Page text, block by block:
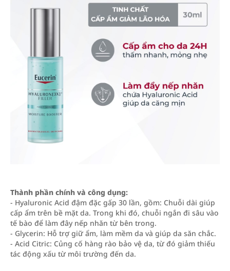
Thành phần chính và công dụng:
- Hyaluronic Acid đậm đặc gấp 30 lần, gồm: Chuỗi dài giúp
cấp ẩm trên bề mặt da. Trong khi đó, chuỗi ngắn đi sâu vào
tế bào để làm đây nếp nhăn từ bên trong.
- Glycerin: Hỗ trợ giữ ẩm, làm mềm da và giúp da săn chắc.
- Acid Citric: Củng cố hàng rào bảo vệ da, từ đó giảm thiếu
tác động xấu từ môi trường đến da.